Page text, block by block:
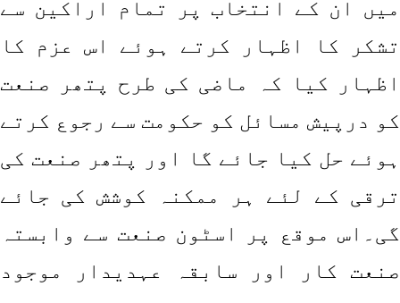
میں ان کے انتخاب پر تمام اراکین سے
تشکر کا اظہار کرتے ہوئے اس عزم کا
اظہار کیا کہ ماضی کی طرح پتھر صنعت
کو درپیش مسائل کو حکومت سے رجوع کرتے
ہوئے حل کیا جائے گا اور پتھر صنعت کی
ترقی کے لئے ہر ممکنہ کوشش کی جائے
گی۔اس موقع پر اسٹون صنعت سے وابستہ
صنعت کار اور سابقہ عہدیدار موجود